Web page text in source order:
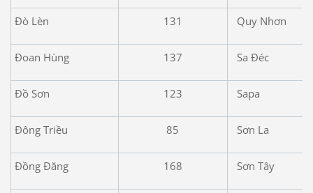
Đò Lèn 131 Quy Nhơn
Đoan Hùng 137 Sa Đéc
Đồ Sơn 123 Sapa
Đông Triều 85 Sơn La
Đồng Đăng 168 Sơn Tây